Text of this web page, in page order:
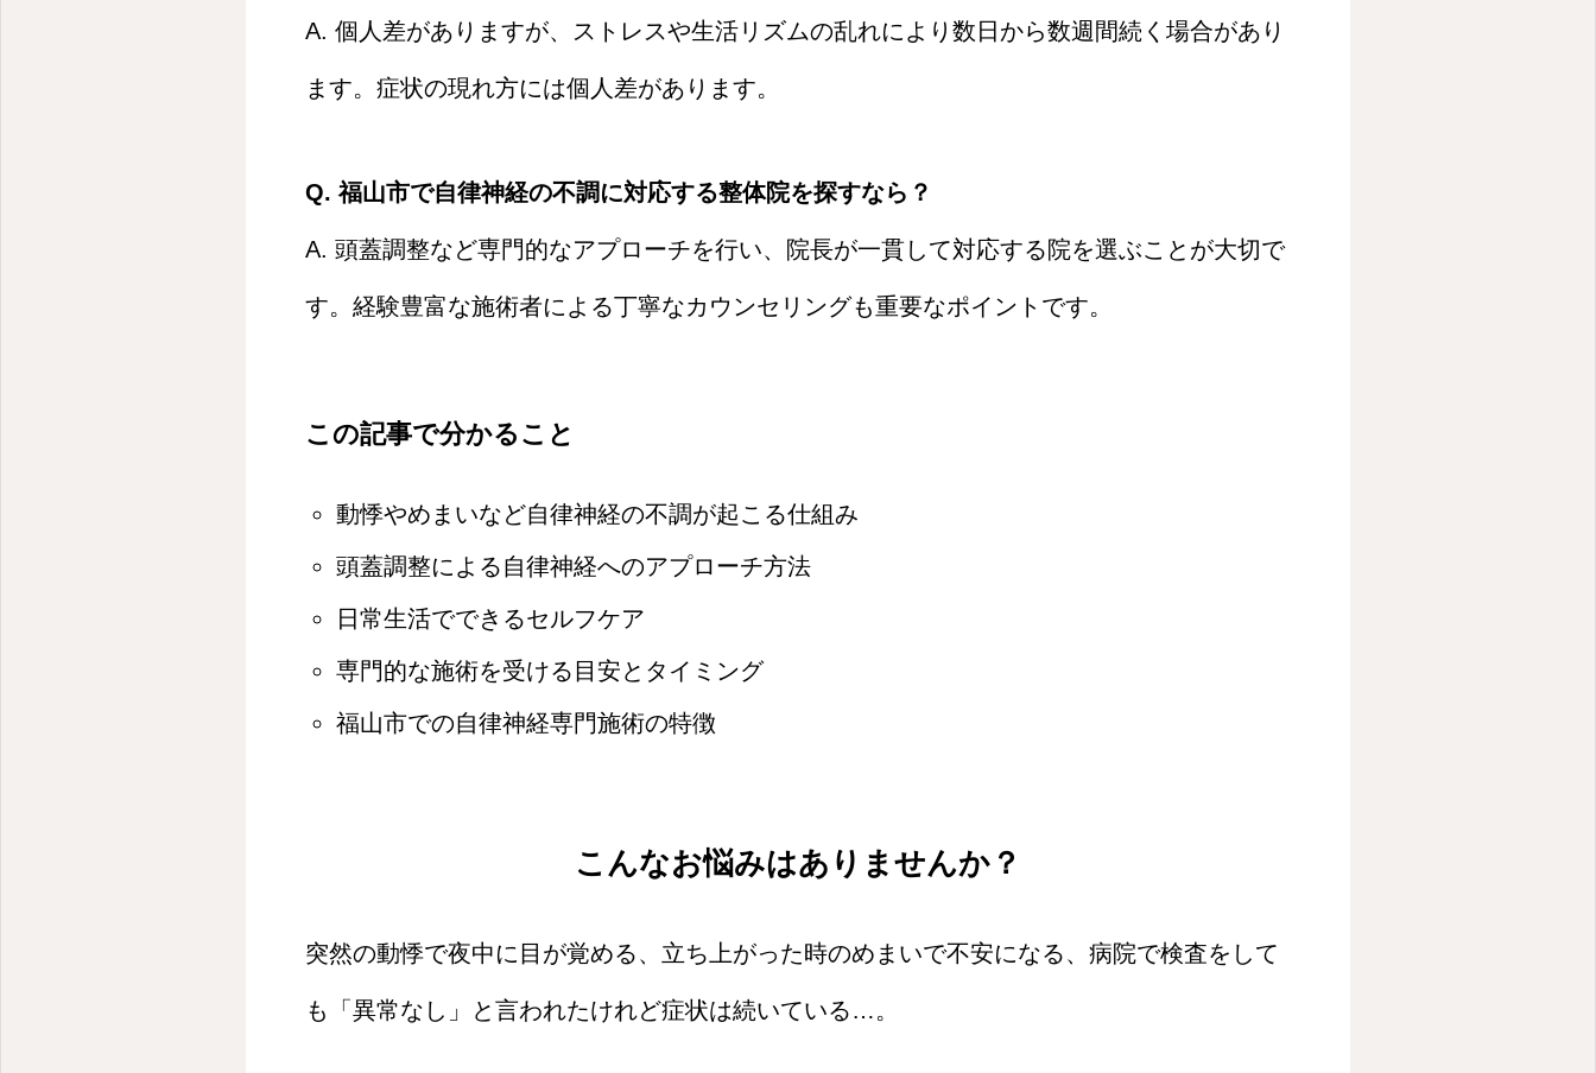
A. 個人差がありますが、ストレスや生活リズムの乱れにより数日から数週間続く場合があり
ます。症状の現れ方には個人差があります。
Q. 福山市で自律神経の不調に対応する整体院を探すなら？
A. 頭蓋調整など専門的なアプローチを行い、院長が一貫して対応する院を選ぶことが大切で
す。経験豊富な施術者による丁寧なカウンセリングも重要なポイントです。
この記事で分かること
動悸やめまいなど自律神経の不調が起こる仕組み
頭蓋調整による自律神経へのアプローチ方法
日常生活でできるセルフケア
専門的な施術を受ける目安とタイミング
福山市での自律神経専門施術の特徴
こんなお悩みはありませんか？
突然の動悸で夜中に目が覚める、立ち上がった時のめまいで不安になる、病院で検査をして
も「異常なし」と言われたけれど症状は続いている…。